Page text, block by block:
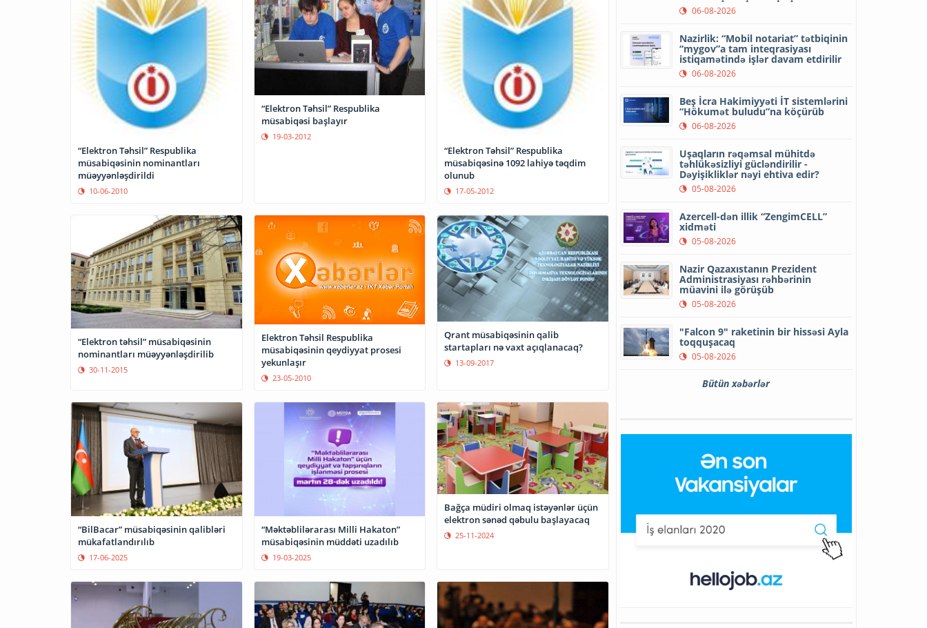
“Elektron Təhsil” Respublika
müsabiqəsinin nominantları
müəyyənləşdirildi
10-06-2010
“Elektron Təhsil” Respublika
müsabiqəsi başlayır
19-03-2012
“Elektron Təhsil” Respublika
müsabiqəsinə 1092 lahiyə təqdim
olunub
17-05-2012
“Elektron təhsil” müsabiqəsinin
nominantları müəyyənləşdirilib
30-11-2015
Elektron Təhsil Respublika
müsabiqəsinin qeydiyyat prosesi
yekunlaşır
23-05-2010
Qrant müsabiqəsinin qalib
startapları nə vaxt açıqlanacaq?
13-09-2017
“BilBacar” müsabiqəsinin qalibləri
mükafatlandırılıb
17-06-2025
“Məktəblilərarası Milli Hakaton”
müsabiqəsinin müddəti uzadılıb
19-03-2025
Bağça müdiri olmaq istəyənlər üçün
elektron sənəd qəbulu başlayacaq
25-11-2024
06-08-2026
Nazirlik: “Mobil notariat” tətbiqinin
“mygov”a tam inteqrasiyası
istiqamətində işlər davam etdirilir
06-08-2026
Beş İcra Hakimiyyəti İT sistemlərini
“Hökumət buludu”na köçürüb
06-08-2026
Uşaqların rəqəmsal mühitdə
təhlükəsizliyi gücləndirilir -
Dəyişikliklər nəyi ehtiva edir?
05-08-2026
Azercell-dən illik “ZengimCELL”
xidməti
05-08-2026
Nazir Qazaxıstanın Prezident
Administrasiyası rəhbərinin
müavini ilə görüşüb
05-08-2026
"Falcon 9" raketinin bir hissəsi Ayla
toqquşacaq
05-08-2026
Bütün xəbərlər